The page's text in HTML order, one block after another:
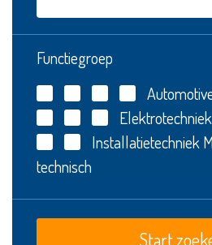
Functiegroep
Elektrotechniek
Installatietechniek
technisch